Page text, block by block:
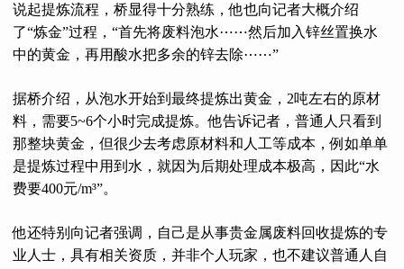
说起提炼流程，桥显得十分熟练，他也向记者大概介绍
了“炼金”过程，“首先将废料泡水⋯⋯然后加入锌丝置换水
中的黄金，再用酸水把多余的锌去除⋯⋯”
据桥介绍，从泡水开始到最终提炼出黄金，2吨左右的原材
料，需要5~6个小时完成提炼。他告诉记者，普通人只看到
那整块黄金，但很少去考虑原材料和人工等成本，例如单单
是提炼过程中用到水，就因为后期处理成本极高，因此“水
费要400元/m³”。
他还特别向记者强调，自己是从事贵金属废料回收提炼的专
业人士，具有相关资质，并非个人玩家，也不建议普通人自